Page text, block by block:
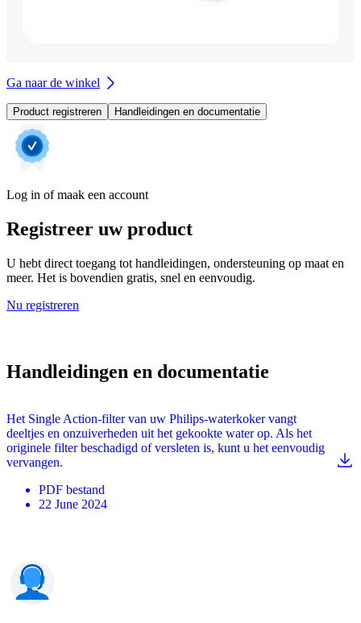
Ga naar de winkel
Product registreren Handleidingen en documentatie
Log in of maak een account
Registreer uw product
U hebt direct toegang tot handleidingen, ondersteuning op maat en
meer. Het is bovendien gratis, snel en eenvoudig.
Nu registreren
Handleidingen en documentatie
Het Single Action-filter van uw Philips-waterkoker vangt
deeltjes en onzuiverheden uit het gekookte water op. Als het
originele filter beschadigd of versleten is, kunt u het eenvoudig
vervangen.
PDF bestand
22 June 2024